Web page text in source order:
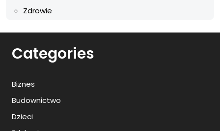
Zdrowie
Categories
Biznes
Budownictwo
Dzieci